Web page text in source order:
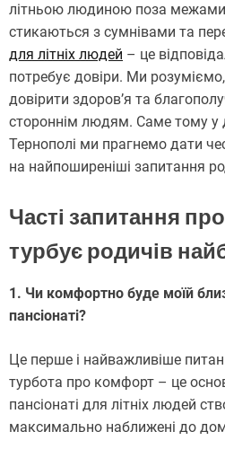
літньою людиною поза
стикаються з сумнівами та
для літніх людей – це
потребує довіри. Ми
довірити здоров’я та
стороннім людям. Саме тому у
Тернополі ми прагнемо дати
на найпоширеніші запитання
Часті запитання
турбує родичів
1. Чи комфортно буде моїй
пансіонаті?
Це перше і найважливіше
турбота про комфорт – це
пансіонаті для літніх людей
максимально наближені до